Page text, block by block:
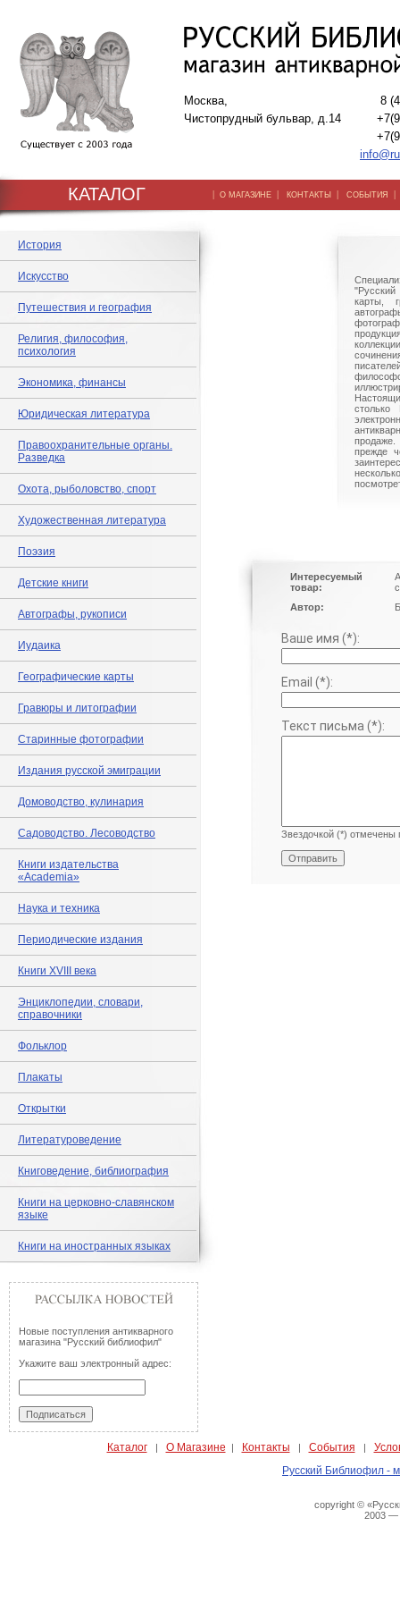
Москва,
Чистопрудный бульвар, д.14
8
КАТАЛОГ | О МАГАЗИНЕ | КОНТАКТЫ | СОБЫТИЯ
История
Искусство
Путешествия и география
Религия, философия,
психология
Экономика, финансы
Юридическая литература
Правоохранительные органы.
Разведка
Охота, рыболовство, спорт
Художественная литература
Поэзия
Детские книги
Автографы, рукописи
Иудаика
Географические карты
Гравюры и литографии
Старинные фотографии
Издания русской эмиграции
Домоводство, кулинария
Садоводство. Лесоводство
Книги издательства
«Academia»
Наука и техника
Периодические издания
Книги XVIII века
Энциклопедии, словари,
справочники
Фольклор
Плакаты
Открытки
Литературоведение
Книговедение, библиография
Книги на церковно-славянском
языке
Книги на иностранных языках
Новые поступления антикварного
магазина "Русский библиофил"
Укажите ваш электронный адрес:
"Русский
карты,
столько
прежде
Интересуемый
товар:
Автор:
Ваше имя (*):
Email (*):
Текст письма (*):
Звездочкой (*) отмечены
Каталог| О Магазине | Контакты | События |
Русский Библиофил -
copyright ©
2003 —